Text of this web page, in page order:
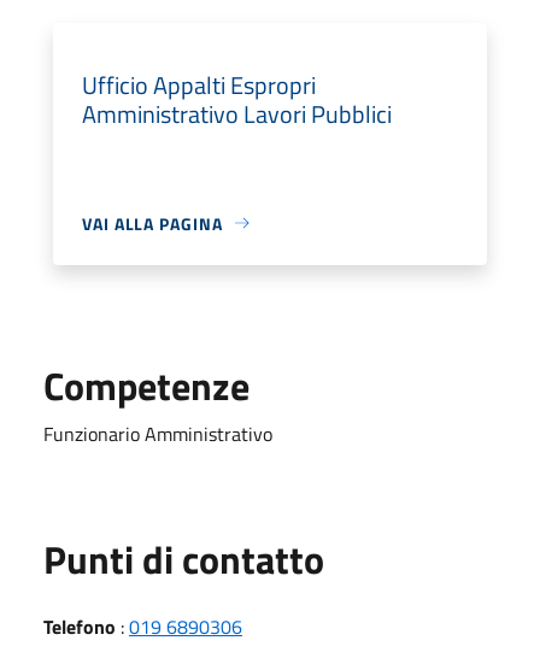
Ufficio Appalti Espropri
Amministrativo Lavori Pubblici
VAI ALLA PAGINA
Competenze
Funzionario Amministrativo
Punti di contatto
Telefono :019 6890306